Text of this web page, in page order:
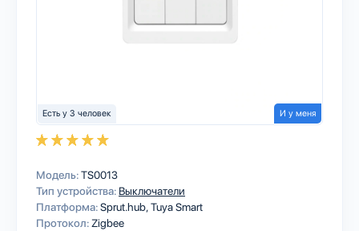
Есть у 3 человек И у меня
Модель:TS0013
Тип устройства: Выключатели
Платформа:Sprut.hubTuya Smart
Протокол: Zigbee